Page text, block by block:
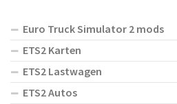
Euro Truck Simulator 2 mods
ETS2 Karten
ETS2 Lastwagen
ETS2 Autos